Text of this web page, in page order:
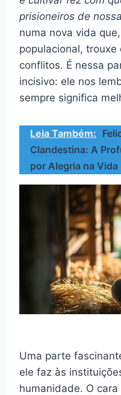
prisioneiros de
numa nova vida
populacional,
conflitos. É nessa
incisivo: ele nos
sempre significa
Leia Também:
Clandestina: A
por Alegria na Vida
Uma parte
ele faz às
humanidade. O